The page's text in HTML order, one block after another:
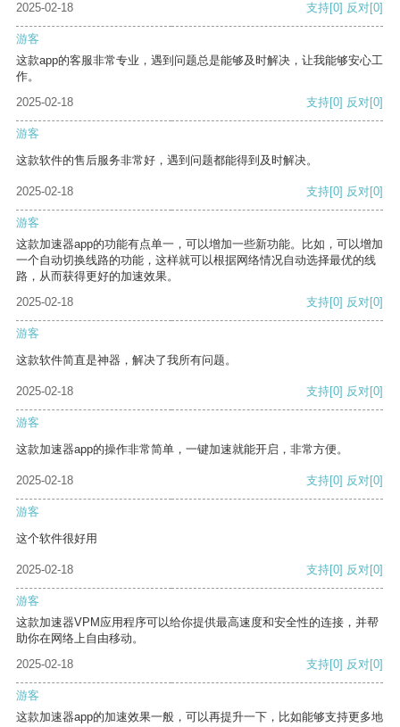
2025-02-18 支持[0] 反对[0]
游客
这款app的客服非常专业，遇到问题总是能够及时解决，让我能够安心工
作。
2025-02-18
支持[0] 反对[0]
游客
这款软件的售后服务非常好，遇到问题都能得到及时解决。
2025-02-18 支持[0] 反对[0]
游客
这款加速器app的功能有点单一，可以增加一些新功能。比如，可以增加
一个自动切换线路的功能，这样就可以根据网络情况自动选择最优的线
路，从而获得更好的加速效果。
2025-02-18
支持[0] 反对[0]
游客
这款软件简直是神器，解决了我所有问题。
2025-02-18 支持[0] 反对[0]
游客
这款加速器app的操作非常简单，一键加速就能开启，非常方便。
2025-02-18 支持[0] 反对[0]
游客
这个软件很好用
2025-02-18 支持[0] 反对[0]
游客
这款加速器VPM应用程序可以给你提供最高速度和安全性的连接，并帮
助你在网络上自由移动。
2025-02-18
支持[0] 反对[0]
游客
这款加速器app的加速效果一般，可以再提升一下，比如能够支持更多地